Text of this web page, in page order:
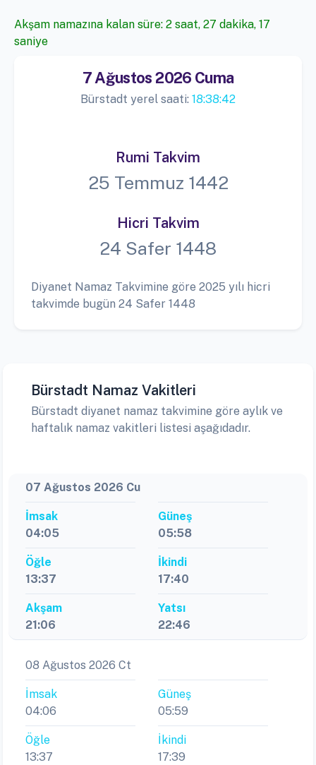
Akşam namazına kalan süre: 2 saat, 27 dakika, 16
saniye
7 Ağustos 2026 Cuma
Bürstadt yerel saati: 18:38:43
Rumi Takvim
25 Temmuz 1442
Hicri Takvim
24 Safer 1448
Diyanet Namaz Takvimine göre 2025 yılı hicri
takvimde bugün 24 Safer 1448
Bürstadt Namaz Vakitleri
Bürstadt diyanet namaz takvimine göre aylık ve
haftalık namaz vakitleri listesi aşağıdadır.
07 Ağustos 2026 Cu
İmsak
04:05
Güneş
05:58
Öğle
13:37
İkindi
17:40
Akşam
21:06
Yatsı
22:46
08 Ağustos 2026 Ct
İmsak
04:06
Güneş
05:59
Öğle
13:37
İkindi
17:39